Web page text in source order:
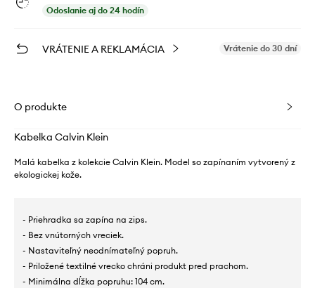
Odoslanie aj do 24 hodín
VRÁTENIE A REKLAMÁCIA Vrátenie do 30 dní
O produkte
Kabelka Calvin Klein
Malá kabelka z kolekcie Calvin Klein. Model so zapínaním vytvorený z
ekologickej kože.
- Priehradka sa zapína na zips.
- Bez vnútorných vreciek.
- Nastaviteľný neodnímateľný popruh.
- Priložené textilné vrecko chráni produkt pred prachom.
- Minimálna dĺžka popruhu: 104 cm.